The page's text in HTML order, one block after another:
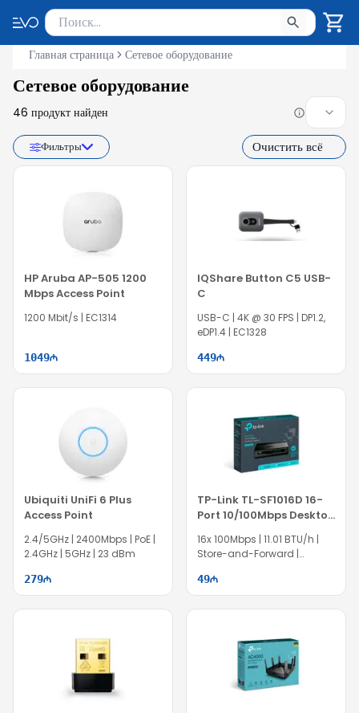
Поиск товаров
Введите минимум 2 символа для поиска. Нажмите Enter
Главная страница Сетевое оборудование
Сетевое оборудование
46 продукт найден
Фильтры Очистить всё
HP Aruba AP-505 1200
Mbps Access Point
1200 Mbit/s | EC1314
1049
IQShare Button C5 USB-
C
USB-C | 4K @ 30 FPS | DP1.2,
eDP1.4 | EC1328
449
Ubiquiti UniFi 6 Plus
Access Point
2.4/5GHz | 2400Mbps | PoE |
2.4GHz | 5GHz | 23 dBm
279
TP-Link TL-SF1016D 16-
Port 10/100Mbps Desktop
16x 100Mbps | 11.01 BTU/h |
Store-and-Forward |
49